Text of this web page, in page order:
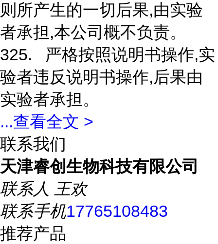
则所产生的一切后果,由实验
者承担,本公司概不负责。
325. 严格按照说明书操作,实
验者违反说明书操作,后果由
实验者承担。
...查看全文 >
联系我们
天津睿创生物科技有限公司
联系人 王欢
联系手机17765108483
推荐产品